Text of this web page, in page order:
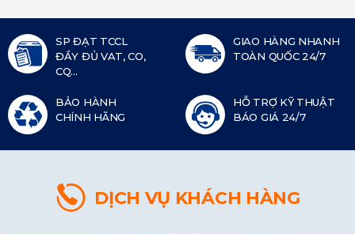
SP ĐẠT TCCL
ĐẦY ĐỦ VAT, CO,
CQ...
GIAO HÀNG NHANH
TOÀN QUỐC 24/7
BẢO HÀNH
CHÍNH HÃNG
HỖ TRỢ KỸ THUẬT
BÁO GIÁ 24/7
DỊCH VỤ KHÁCH HÀNG